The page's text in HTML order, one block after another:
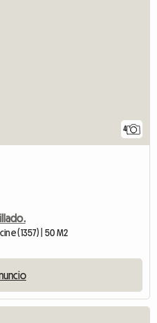
4
(1357) | 50 M2